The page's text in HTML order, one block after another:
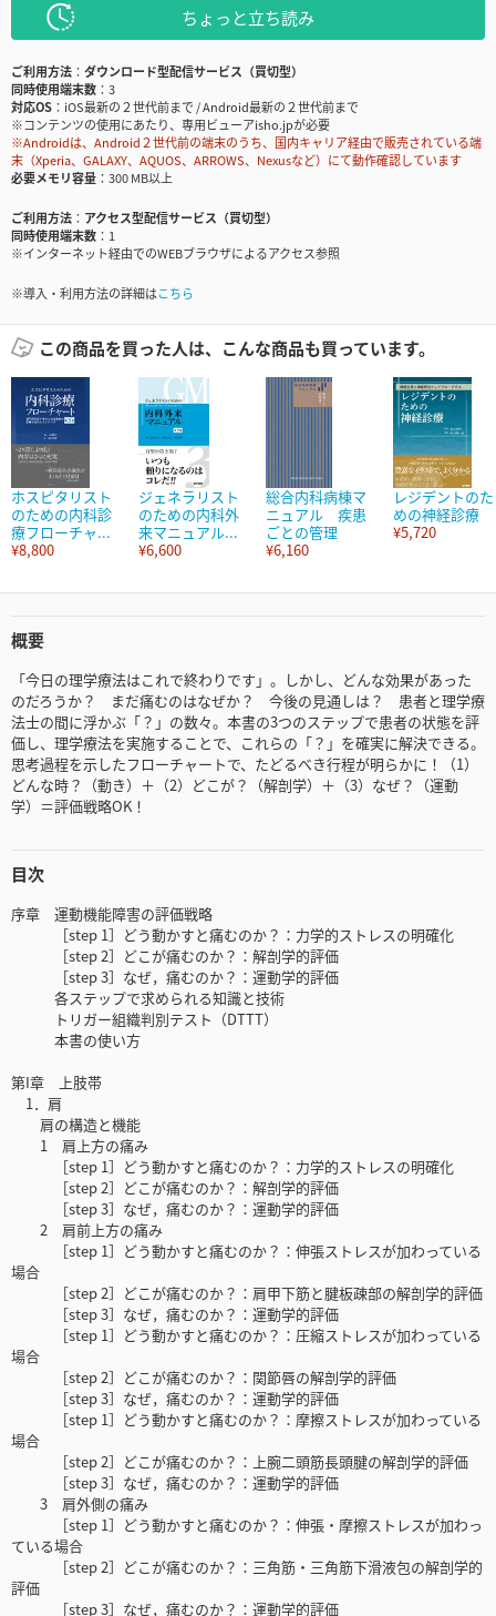
ちょっと立ち読み
ご利用方法
ダウンロード型配信サービス（買切型）
同時使用端末数
3
対応OS
iOS最新の２世代前まで / Android最新の２世代前まで
※コンテンツの使用にあたり、専用ビューアisho.jpが必要
※Androidは、Android２世代前の端末のうち、国内キャリア経由で販売されている端
末（Xperia、GALAXY、AQUOS、ARROWS、Nexusなど）にて動作確認しています
必要メモリ容量
300 MB以上
ご利用方法
アクセス型配信サービス（買切型）
同時使用端末数
1
※インターネット経由でのWEBブラウザによるアクセス参照
※導入・利用方法の詳細はこちら
この商品を買った人は、こんな商品も買っています。
ホスピタリスト
のための内科診
療フローチャ...
¥8,800
ジェネラリスト
のための内科外
来マニュアル...
¥6,600
総合内科病棟マ
ニュアル 疾患
ごとの管理
¥6,160
レジデントのた
めの神経診療
¥5,720
概要
「今日の理学療法はこれで終わりです」。しかし、どんな効果があった
のだろうか？ まだ痛むのはなぜか？ 今後の見通しは？ 患者と理学療
法士の間に浮かぶ「？」の数々。本書の3つのステップで患者の状態を評
価し、理学療法を実施することで、これらの「？」を確実に解決できる。
思考過程を示したフローチャートで、たどるべき行程が明らかに！（1）
どんな時？（動き）＋（2）どこが？（解剖学）＋（3）なぜ？（運動
学）＝評価戦略OK！
目次
序章 運動機能障害の評価戦略
［step 1］どう動かすと痛むのか？：力学的ストレスの明確化
［step 2］どこが痛むのか？：解剖学的評価
［step 3］なぜ，痛むのか？：運動学的評価
各ステップで求められる知識と技術
トリガー組織判別テスト（DTTT）
本書の使い方
第I章 上肢帯
1．肩
肩の構造と機能
1 肩上方の痛み
［step 1］どう動かすと痛むのか？：力学的ストレスの明確化
［step 2］どこが痛むのか？：解剖学的評価
［step 3］なぜ，痛むのか？：運動学的評価
2 肩前上方の痛み
［step 1］どう動かすと痛むのか？：伸張ストレスが加わっている
場合
［step 2］どこが痛むのか？：肩甲下筋と腱板疎部の解剖学的評価
［step 3］なぜ，痛むのか？：運動学的評価
［step 1］どう動かすと痛むのか？：圧縮ストレスが加わっている
場合
［step 2］どこが痛むのか？：関節唇の解剖学的評価
［step 3］なぜ，痛むのか？：運動学的評価
［step 1］どう動かすと痛むのか？：摩擦ストレスが加わっている
場合
［step 2］どこが痛むのか？：上腕二頭筋長頭腱の解剖学的評価
［step 3］なぜ，痛むのか？：運動学的評価
3 肩外側の痛み
［step 1］どう動かすと痛むのか？：伸張・摩擦ストレスが加わっ
ている場合
［step 2］どこが痛むのか？：三角筋・三角筋下滑液包の解剖学的
評価
［step 3］なぜ，痛むのか？：運動学的評価